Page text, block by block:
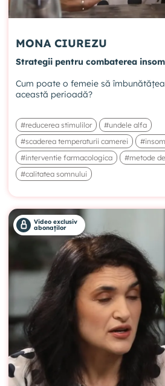
MONA CIUREZU
Strategii pentru combaterea
Cum poate o femeie să
această perioadă?
#reducerea stimulilor
#undele alfa
#scaderea temperaturii camerei
#interventie farmacologica
#metode
#calitatea somnului
Video exclusiv
abonaților